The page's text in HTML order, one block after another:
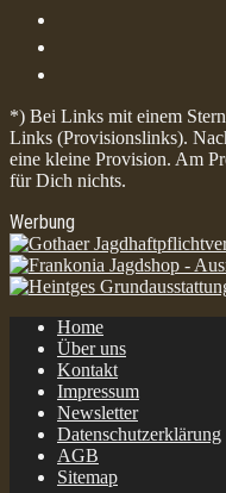
*) Bei Links mit einem
Links (Provisionslinks).
eine kleine Provision. Am
für Dich nichts.
Werbung
Home
Über uns
Kontakt
Impressum
Newsletter
Datenschutzerklärung
AGB
Sitemap